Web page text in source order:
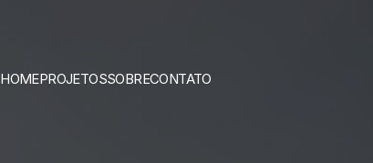
HOMEPROJETOSSOBRECONTATO